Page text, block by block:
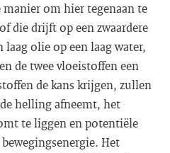
om hier tegenaan te
die drijft op een zwaardere
olie op een laag water,
de twee vloeistoffen een
de kans krijgen, zullen
helling afneemt, het
te liggen en potentiële
Het